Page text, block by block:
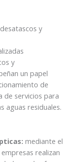
y
y
un papel
de
de servicios para
aguas residuales.
mediante el
realizan